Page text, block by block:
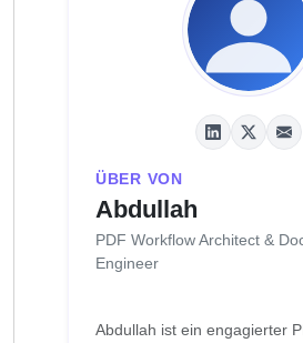
ÜBER VON
Abdullah
PDF Workflow Architect &
Engineer
Abdullah ist ein engagierter